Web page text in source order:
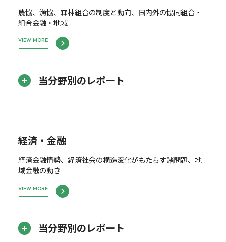
農協、漁協、森林組合の制度と動向、国内外の協同組合・
組合金融・地域
VIEW MORE
当分野別のレポート
経済・金融
経済金融情勢、経済社会の構造変化がもたらす諸問題、地
域金融の動き
VIEW MORE
当分野別のレポート